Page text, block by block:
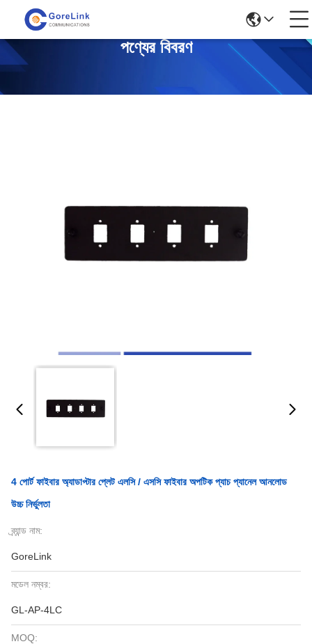
পণ্যের বিবরণ
4 পোর্ট ফাইবার অ্যাডাপ্টার প্লেট এলসি / এসসি ফাইবার অপটিক প্যাচ প্যানেল আনলোড
উচ্চ নির্ভুলতা
ব্র্যান্ড নাম:
GoreLink
মডেল নম্বর:
GL-AP-4LC
MOQ: